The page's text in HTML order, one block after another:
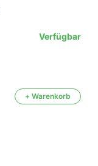
Verfügbar
+ Warenkorb